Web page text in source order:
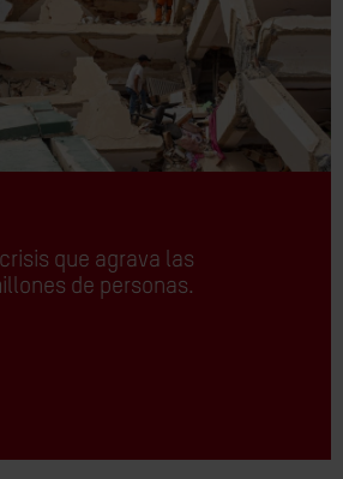
que agrava las
de personas.